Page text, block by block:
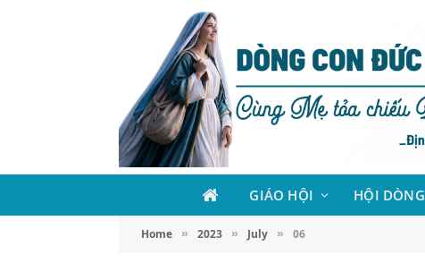
GIÁO HỘI HỘI DÒNG
Home » 2023 » July » 06